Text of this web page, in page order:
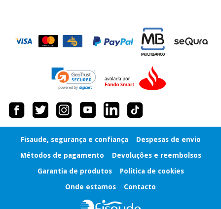
Fisaude, segurança e confiança
Despesas de envio
Métodos de pagamento
Devoluções e reembolsos
Garantia de produtos
Política de cookies
Onde estamos
Contacto